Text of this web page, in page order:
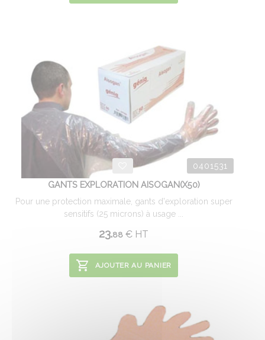
0401531
GANTS EXPLORATION AISOGAN(X50)
Pour une protection maximale, gants d'exploration super
sensitifs (25 microns) à usage ...
23.88 € HT
AJOUTER AU PANIER